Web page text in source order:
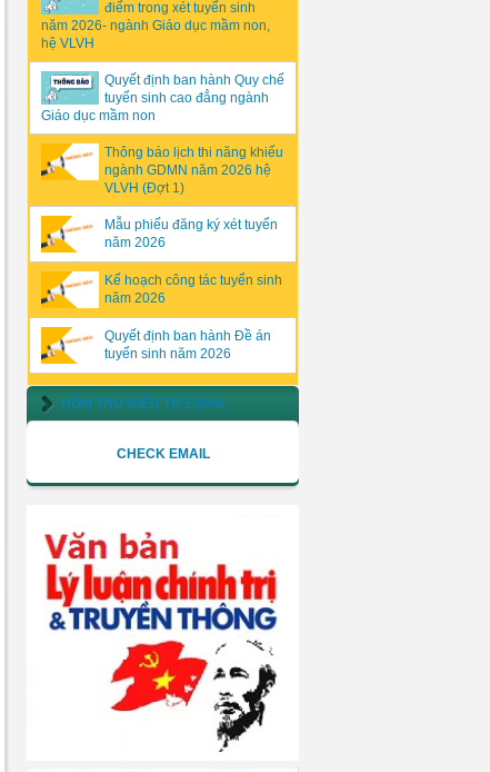
điểm trong xét tuyển sinh
năm 2026- ngành Giáo dục mầm non,
hệ VLVH
Quyết định ban hành Quy chế
tuyển sinh cao đẳng ngành
Giáo dục mầm non
Thông báo lịch thi năng khiếu
ngành GDMN năm 2026 hệ
VLVH (Đợt 1)
Mẫu phiếu đăng ký xét tuyển
năm 2026
Kế hoạch công tác tuyển sinh
năm 2026
Quyết định ban hành Đề án
tuyển sinh năm 2026
HÒM THƯ ĐIỆN TỬ EMAIL
CHECK EMAIL